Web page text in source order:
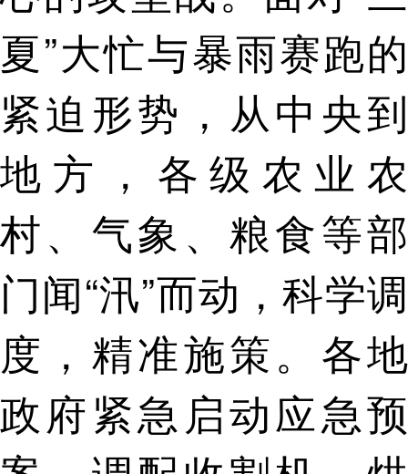
夏”大忙与暴雨赛跑的
紧迫形势，从中央到
地方，各级农业农
村、气象、粮食等部
门闻“汛”而动，科学调
度，精准施策。各地
政府紧急启动应急预